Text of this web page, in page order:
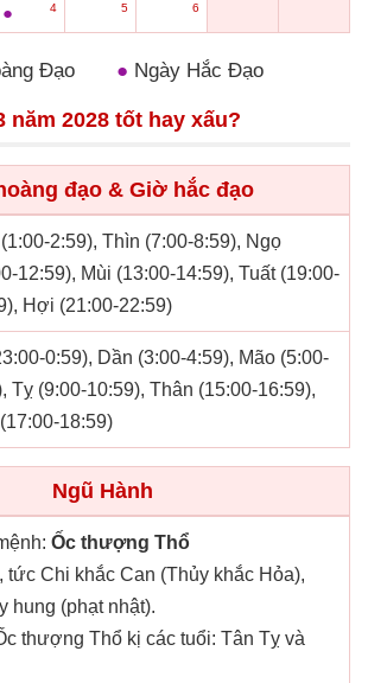
●
4 5 6
Đạo ● Ngày Hắc Đạo
năm 2028 tốt hay xấu?
đạo & Giờ hắc đạo
2:59), Thìn (7:00-8:59), Ngọ
12:59), Mùi (13:00-14:59), Tuất (19:00-
Hợi (21:00-22:59)
0:59), Dần (3:00-4:59), Mão (5:00-
Tỵ (9:00-10:59), Thân (15:00-16:59),
18:59)
Ngũ Hành
Ốc thượng Thổ
, tức Chi khắc Can (Thủy khắc Hỏa),
hung (phạt nhật).
thượng Thổ kị các tuổi: Tân Tỵ và